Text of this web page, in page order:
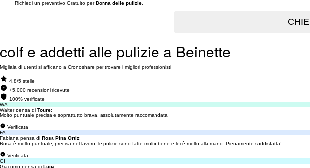
Richiedi un preventivo Gratuito perDonna delle pulizie
colf e addetti alle pulizie a Beinette
Migliaia di utenti si affidano a Cronoshare per trovare i migliori professionisti
4.8/5 stelle
+5.000 recensioni ricevute
100% verificate
WA
Walter pensa di Toure:
Molto puntuale precisa e soprattutto brava, assolutamente raccomandata
Verificata
FA
Fabiana pensa di Rosa Pina Ortiz:
Rosa è molto puntuale, precisa nel lavoro, le pulizie sono fatte molto bene e lei è molto alla mano. Pienamente soddisfatta!
Verificata
GI
Giacomo pensa di Luca: